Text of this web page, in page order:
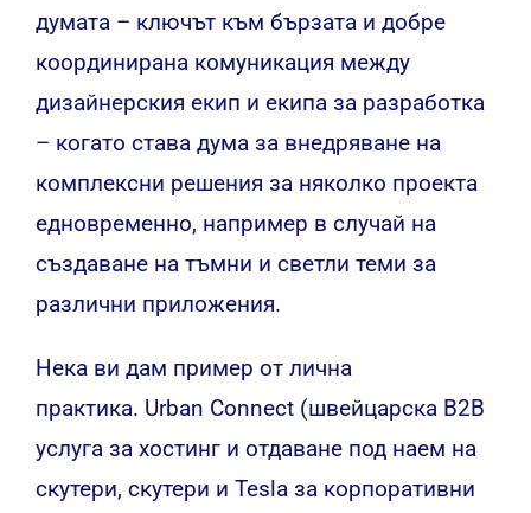
думата – ключът към бързата и добре
координирана комуникация между
дизайнерския екип и екипа за разработка
– когато става дума за внедряване на
комплексни решения за няколко проекта
едновременно, например в случай на
създаване на тъмни и светли теми за
различни приложения.
Нека ви дам пример от лична
практика. Urban Connect (швейцарска B2B
услуга за хостинг и отдаване под наем на
скутери, скутери и Tesla за корпоративни